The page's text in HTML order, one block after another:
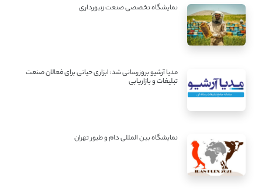
نمایشگاه تخصصی صنعت زنبورداری
مدیا آرشیو بروزرسانی شد: ابزاری حیاتی برای فعالان صنعت
تبلیغات و بازاریابی
نمایشگاه بین المللی دام و طیور تهران